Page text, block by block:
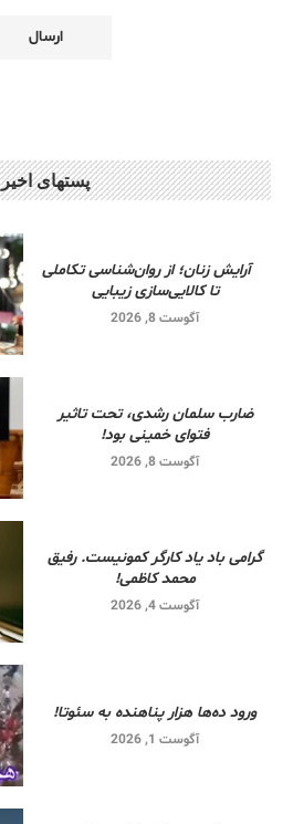
پستهای اخیر
آرایش زنان؛ از روان‌شناسی تکاملی
تا کالایی‌سازی زیبایی
آگوست 8, 2026
ضارب سلمان رشدی، تحت تاثیر
فتوای خمینی بود!
آگوست 8, 2026
گرامی باد یاد کارگر کمونیست. رفیق
محمد کاظمی!
آگوست 4, 2026
ورود ده‌ها هزار پناهنده به سئوتا!
آگوست 1, 2026